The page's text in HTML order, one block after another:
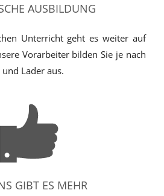
AUSBILDUNG
Unterricht geht es weiter auf
Vorarbeiter bilden Sie je nach
Lader aus.
GIBT ES MEHR